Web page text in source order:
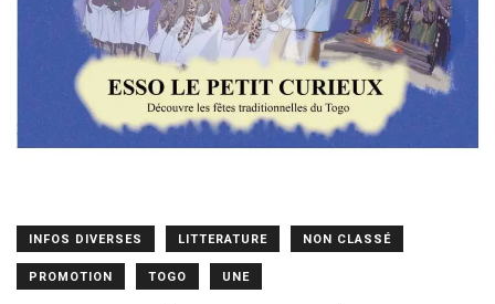
INFOS DIVERSES LITTERATURE NON CLASSÉ
PROMOTION TOGO UNE